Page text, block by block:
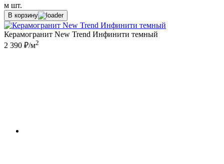
м шт.
В корзину
Керамогранит New Trend Инфинити темный
2 390 ₽/м2